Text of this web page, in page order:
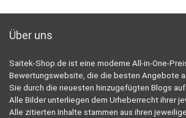
Über uns
Saitek-Shop.de ist eine moderne All-in-One-
Bewertungswebsite, die die besten Angebote
Sie durch die neuesten hinzugefügten Blogs
Alle Bilder unterliegen dem Urheberrecht ihrer
Alle zitierten Inhalte stammen aus ihren